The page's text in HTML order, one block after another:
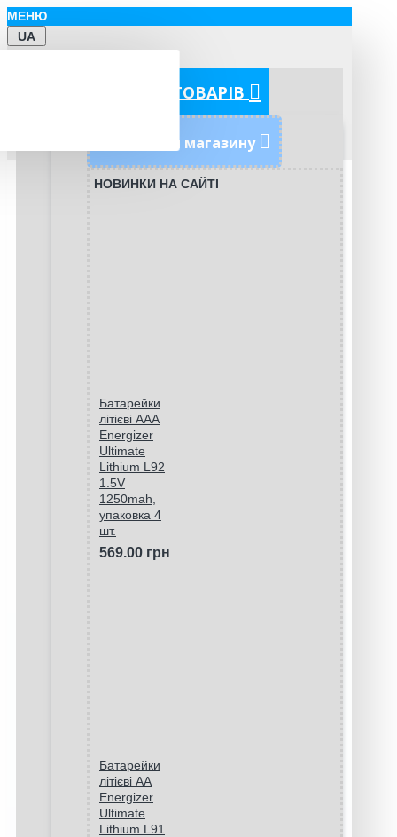
МЕНЮ
UA
КАТЕГОРІЇ ТОВАРІВ
Новинки магазину
НОВИНКИ НА САЙТІ
Батарейки
літієві ААA
Energizer
Ultimate
Lithium L92
1.5V
1250mah,
упаковка 4
шт.
569.00 грн
Батарейки
літієві AA
Energizer
Ultimate
Lithium L91